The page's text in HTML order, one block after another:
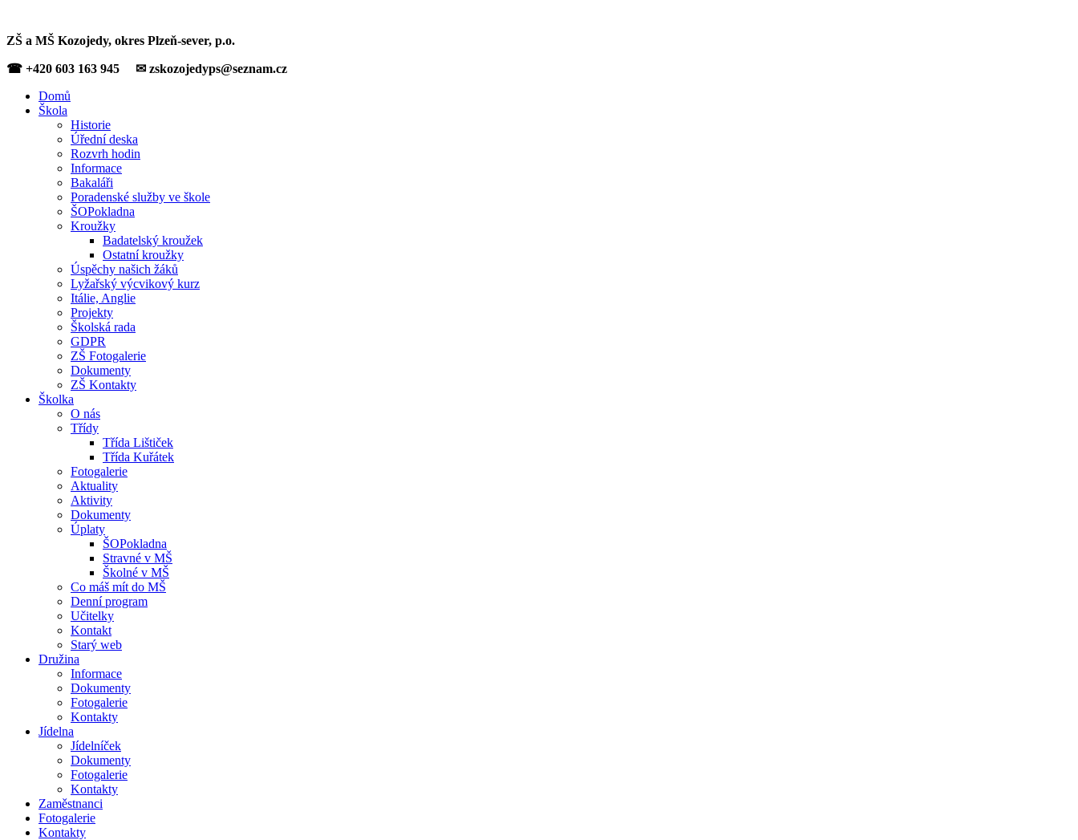
ZŠ a MŠ Kozojedy, okres Plzeň-sever, p.o.
☎ +420 603 163 945 ✉ zskozojedyps@seznam.cz
Domů
Škola
Historie
Úřední deska
Rozvrh hodin
Informace
Bakaláři
Poradenské služby ve škole
ŠOPokladna
Kroužky
Badatelský kroužek
Ostatní kroužky
Úspěchy našich žáků
Lyžařský výcvikový kurz
Itálie, Anglie
Projekty
Školská rada
GDPR
ZŠ Fotogalerie
Dokumenty
ZŠ Kontakty
Školka
O nás
Třídy
Třída Lištiček
Třída Kuřátek
Fotogalerie
Aktuality
Aktivity
Dokumenty
Úplaty
ŠOPokladna
Stravné v MŠ
Školné v MŠ
Co máš mít do MŠ
Denní program
Učitelky
Kontakt
Starý web
Družina
Informace
Dokumenty
Fotogalerie
Kontakty
Jídelna
Jídelníček
Dokumenty
Fotogalerie
Kontakty
Zaměstnanci
Fotogalerie
Kontakty